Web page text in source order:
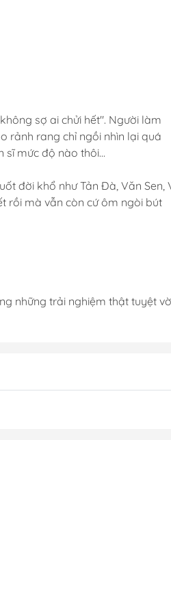
sợ ai chửi hết". Người làm
rảnh rang chỉ ngồi nhìn lại quá
sĩ mức độ nào thôi...
đời khổ như Tản Đà, Văn Sen,
rồi mà vẫn còn cứ ôm ngòi bút
những trải nghiệm thật tuyệt